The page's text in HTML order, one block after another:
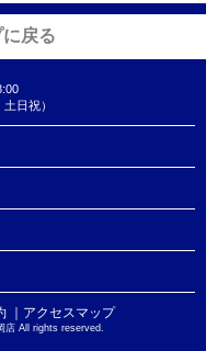
戻る
日祝）
｜アクセスマップ
店 All rights reserved.